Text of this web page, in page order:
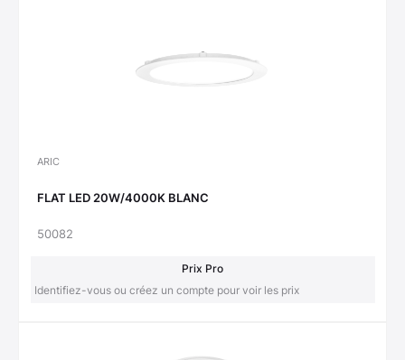
ARIC
FLAT LED 20W/4000K BLANC
50082
Prix Pro
Identifiez-vous ou créez un compte pour voir les prix